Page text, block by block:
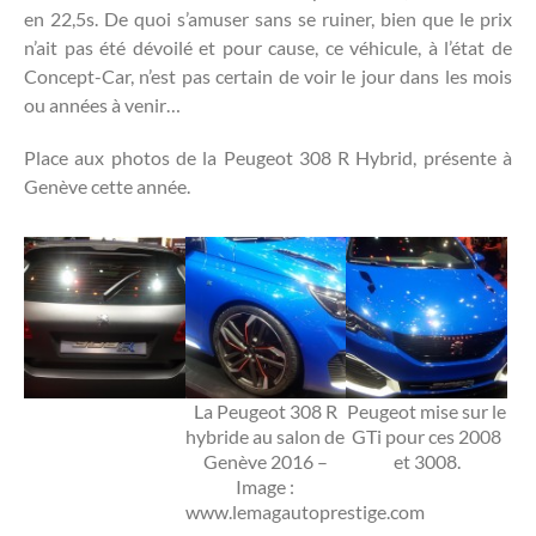
en 22,5s. De quoi s’amuser sans se ruiner, bien que le prix
n’ait pas été dévoilé et pour cause, ce véhicule, à l’état de
Concept-Car, n’est pas certain de voir le jour dans les mois
ou années à venir…
Place aux photos de la Peugeot 308 R Hybrid, présente à
Genève cette année.
La Peugeot 308 R
hybride au salon de
Genève 2016 –
Image :
www.lemagautoprestige.com
Peugeot mise sur le
GTi pour ces 2008
et 3008.